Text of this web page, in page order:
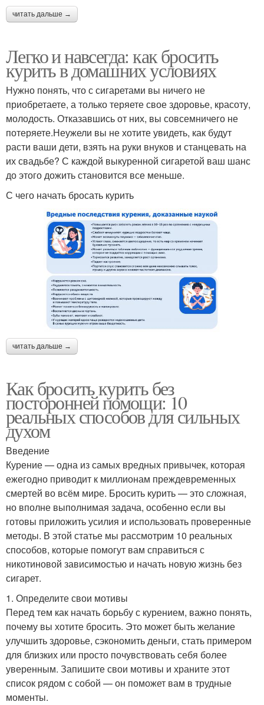
читать дальше →
Легко и навсегда: как бросить
курить в домашних условиях
Нужно понять, что с сигаретами вы ничего не
приобретаете, а только теряете свое здоровье, красоту,
молодость. Отказавшись от них, вы совсемничего не
потеряете.Неужели вы не хотите увидеть, как будут
расти ваши дети, взять на руки внуков и станцевать на
их свадьбе? С каждой выкуренной сигаретой ваш шанс
до этого дожить становится все меньше.
С чего начать бросать курить
читать дальше →
Как бросить курить без
посторонней помощи: 10
реальных способов для сильных
духом
Введение
Курение — одна из самых вредных привычек, которая
ежегодно приводит к миллионам преждевременных
смертей во всём мире. Бросить курить — это сложная,
но вполне выполнимая задача, особенно если вы
готовы приложить усилия и использовать проверенные
методы. В этой статье мы рассмотрим 10 реальных
способов, которые помогут вам справиться с
никотиновой зависимостью и начать новую жизнь без
сигарет.
1. Определите свои мотивы
Перед тем как начать борьбу с курением, важно понять,
почему вы хотите бросить. Это может быть желание
улучшить здоровье, сэкономить деньги, стать примером
для близких или просто почувствовать себя более
уверенным. Запишите свои мотивы и храните этот
список рядом с собой — он поможет вам в трудные
моменты.